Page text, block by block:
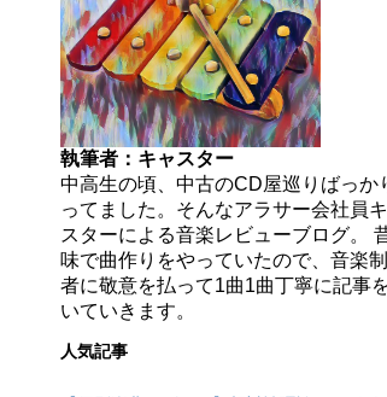
執筆者：キャスター
中高生の頃、中古のCD屋巡りばっか
ってました。そんなアラサー会社員
スターによる音楽レビューブログ。
味で曲作りをやっていたので、音楽
者に敬意を払って1曲1曲丁寧に記事
いていきます。
人気記事